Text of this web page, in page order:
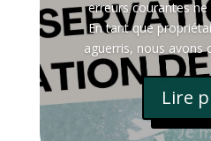
erreurs courantes
En tant que
aguerris, nous avons
Lire